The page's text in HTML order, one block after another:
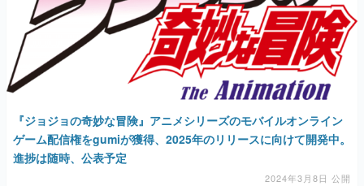
『ジョジョの奇妙な冒険』アニメシリーズのモバイルオンライン
ゲーム配信権をgumiが獲得、2025年のリリースに向けて開発中。
進捗は随時、公表予定
2024年3月8日 公開